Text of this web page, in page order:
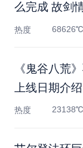
么完成 故剑
热度 68626℃
《鬼谷八荒
上线日期介
仙什
热度 23138℃